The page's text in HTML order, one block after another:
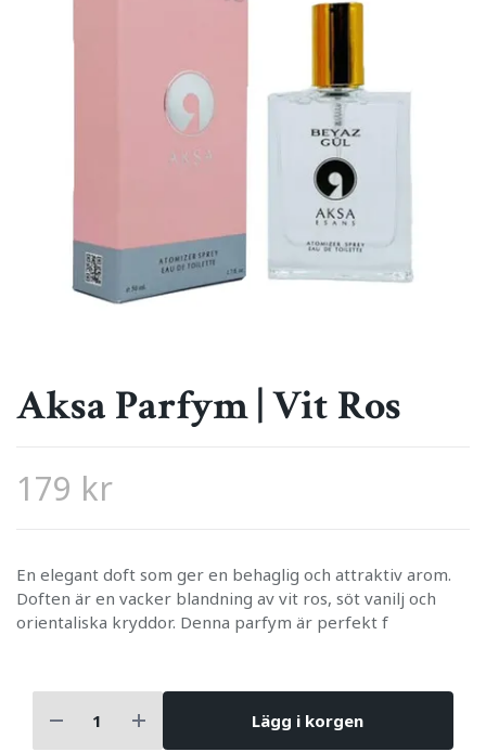
Aksa Parfym | Vit Ros
179 kr
En elegant doft som ger en behaglig och attraktiv arom.
Doften är en vacker blandning av vit ros, söt vanilj och
orientaliska kryddor. Denna parfym är perfekt f
Lägg i korgen